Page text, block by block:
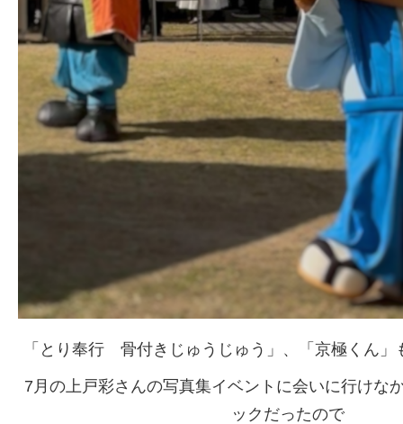
「とり奉行 骨付きじゅうじゅう」、「京極くん」
7月の上戸彩さんの写真集イベントに会いに行けな
ックだったので